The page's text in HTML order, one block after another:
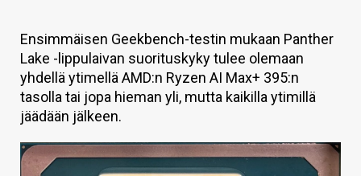
HINTA.FI
KAUPPA
VAIHDA TEEMA
Ensimmäisen Geekbench-testin mukaan Panther
Lake -lippulaivan suorituskyky tulee olemaan
yhdellä ytimellä AMD:n Ryzen AI Max+ 395:n
tasolla tai jopa hieman yli, mutta kaikilla ytimillä
jäädään jälkeen.